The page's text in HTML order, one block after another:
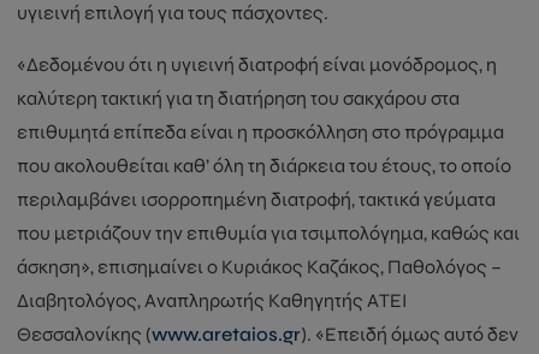
υγιεινή επιλογή για τους πάσχοντες.
«Δεδομένου ότι η υγιεινή διατροφή είναι μονόδρομος, η
καλύτερη τακτική για τη διατήρηση του σακχάρου στα
επιθυμητά επίπεδα είναι η προσκόλληση στο πρόγραμμα
που ακολουθείται καθ’ όλη τη διάρκεια του έτους, το οποίο
περιλαμβάνει ισορροπημένη διατροφή, τακτικά γεύματα
που μετριάζουν την επιθυμία για τσιμπολόγημα, καθώς και
άσκηση», επισημαίνει ο Κυριάκος Καζάκος, Παθολόγος –
Διαβητολόγος, Αναπληρωτής Καθηγητής ΑΤΕΙ
Θεσσαλονίκης (www.aretaios.gr). «Επειδή όμως αυτό δεν